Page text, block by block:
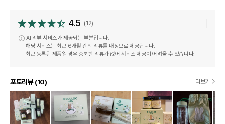
4.5 (12)
AI 리뷰 서비스가 제공되는 부분입니다.
해당 서비스는 최근 6개월 간의 리뷰를 대상으로 제공됩니다.
최근 등록된 제품일 경우 충분한 리뷰가 없어 서비스 제공이 어려울 수 있습니다.
포토리뷰 (10) 더보기